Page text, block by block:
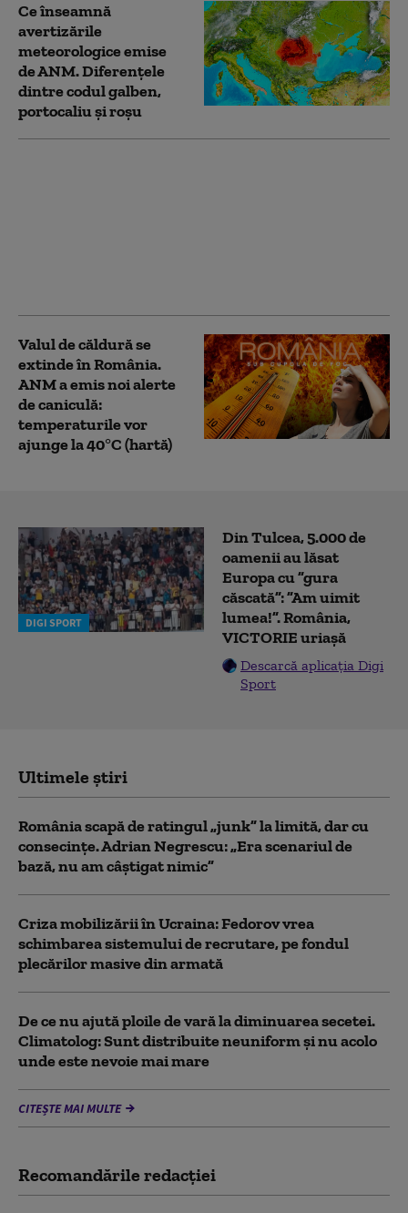
Ce înseamnă
avertizările
meteorologice emise
de ANM. Diferențele
dintre codul galben,
portocaliu și roșu
Valul de căldură se
extinde în România.
ANM a emis noi alerte
de caniculă:
temperaturile vor
ajunge la 40°C (hartă)
DIGI SPORT
Din Tulcea, 5.000 de
oamenii au lăsat
Europa cu ”gura
căscată”: ”Am uimit
lumea!”. România,
VICTORIE uriașă
Descarcă aplicația Digi
Sport
Ultimele știri
România scapă de ratingul „junk” la limită, dar cu
consecinţe. Adrian Negrescu: „Era scenariul de
bază, nu am câștigat nimic”
Criza mobilizării în Ucraina: Fedorov vrea
schimbarea sistemului de recrutare, pe fondul
plecărilor masive din armată
De ce nu ajută ploile de vară la diminuarea secetei.
Climatolog: Sunt distribuite neuniform și nu acolo
unde este nevoie mai mare
CITEȘTE MAI MULTE
Recomandările redacţiei